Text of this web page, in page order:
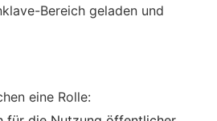
Bereich geladen und
eine Rolle: